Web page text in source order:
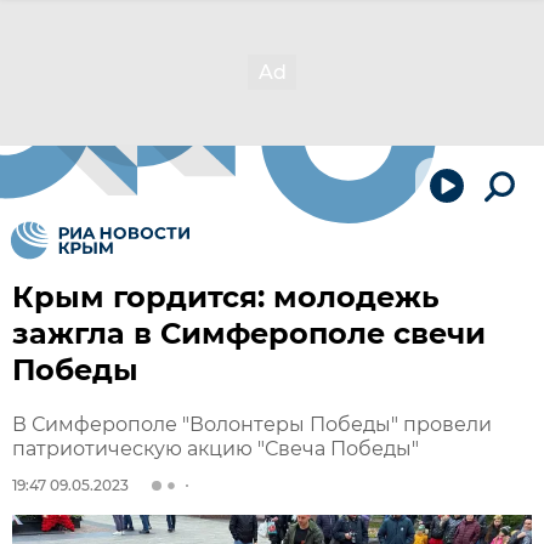
Крым гордится: молодежь
зажгла в Симферополе свечи
Победы
В Симферополе "Волонтеры Победы" провели
патриотическую акцию "Свеча Победы"
19:47 09.05.2023